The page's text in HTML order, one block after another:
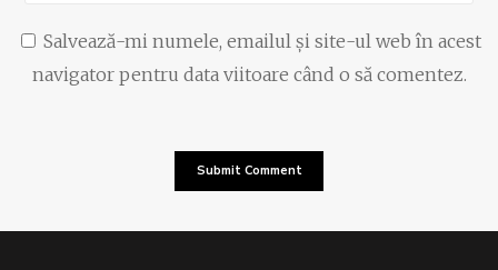
Salvează-mi numele, emailul și site-ul web în acest
navigator pentru data viitoare când o să comentez.